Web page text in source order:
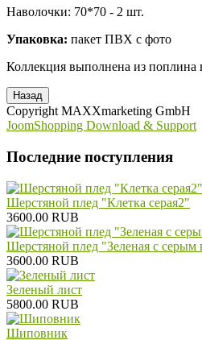
Наволочки: 70*70 - 2 шт.
Упаковка: пакет ПВХ с фото
Коллекция выполнена из поплина
Copyright MAXXmarketing GmbH
JoomShopping Download & Support
Последние поступления
Шерстяной плед "Клетка серая2"
3600.00 RUB
Шерстяной плед "Зеленая с серым
3600.00 RUB
Зеленый лист
5800.00 RUB
Шиповник